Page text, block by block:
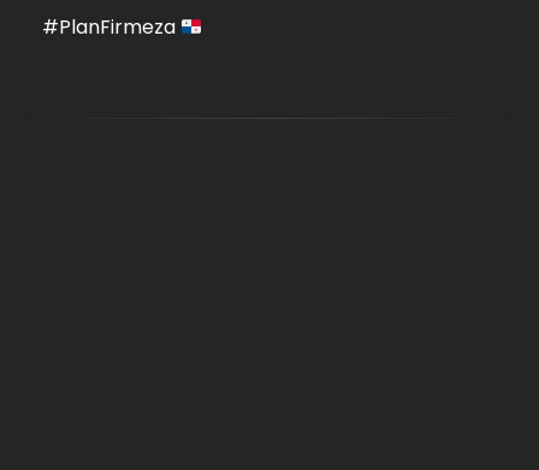
#PlanFirmeza